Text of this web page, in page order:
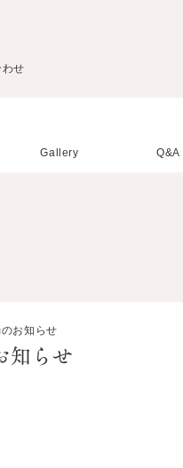
Gallery Q&A
お知らせ
知らせ